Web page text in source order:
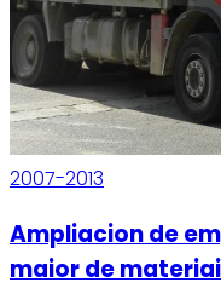
2007-2013
Ampliacion de
maior de